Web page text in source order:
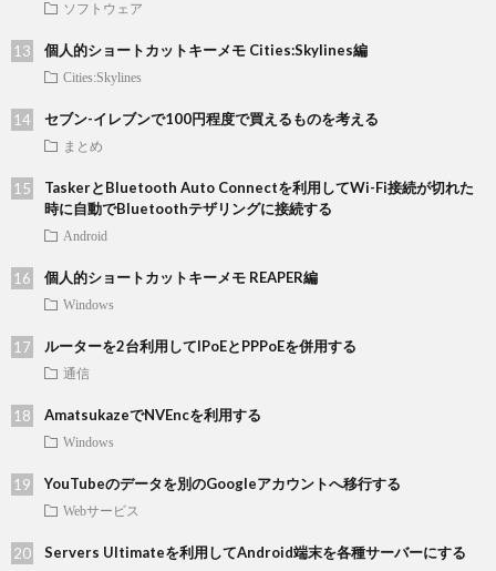
ソフトウェア
個人的ショートカットキーメモ Cities:Skylines編
Cities:Skylines
セブン-イレブンで100円程度で買えるものを考える
まとめ
TaskerとBluetooth Auto Connectを利用してWi-Fi接続が切れた
時に自動でBluetoothテザリングに接続する
Android
個人的ショートカットキーメモ REAPER編
Windows
ルーターを2台利用してIPoEとPPPoEを併用する
通信
AmatsukazeでNVEncを利用する
Windows
YouTubeのデータを別のGoogleアカウントへ移行する
Webサービス
Servers Ultimateを利用してAndroid端末を各種サーバーにする